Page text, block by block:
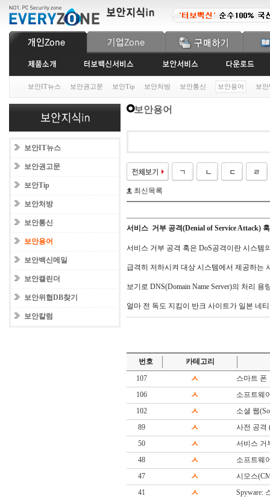
보안IT뉴스 보안권고문 보안Tip 보안처방 보안통신 보안용어 보
보안IT뉴스
보안권고문
보안Tip
보안처방
보안통신
보안용어
보안백신메일
보안캘린더
보안위협DB찾기
보안칼럼
보안용어
최신목록
서비스 거부 공격(Denial of Service Attack)
서비스 거부 공격 혹은 DoS공격이란 시스템
급격히 저하시켜 대상 시스템에서 제공하는
보기로 DNS(Domain Name Server)의 처리
얼마 전 독도 지킴이 반크 사이트가 일본 네
번호
카테고리
107
ㅅ
스마트 폰
106
ㅅ
소프트웨
102
ㅅ
소셜 웹
89
ㅅ
사전 공격
50
ㅅ
서비스 거
48
ㅅ
소프트웨
47
ㅅ
시모스
41
ㅅ
Spyware: